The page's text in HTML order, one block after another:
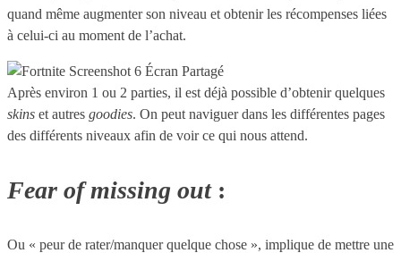
quand même augmenter son niveau et obtenir les récompenses liées
à celui-ci au moment de l’achat.
Après environ 1 ou 2 parties, il est déjà possible d’obtenir quelques
skins et autres goodies. On peut naviguer dans les différentes pages
des différents niveaux afin de voir ce qui nous attend.
Fear of missing out:
Ou « peur de rater/manquer quelque chose », implique de mettre une